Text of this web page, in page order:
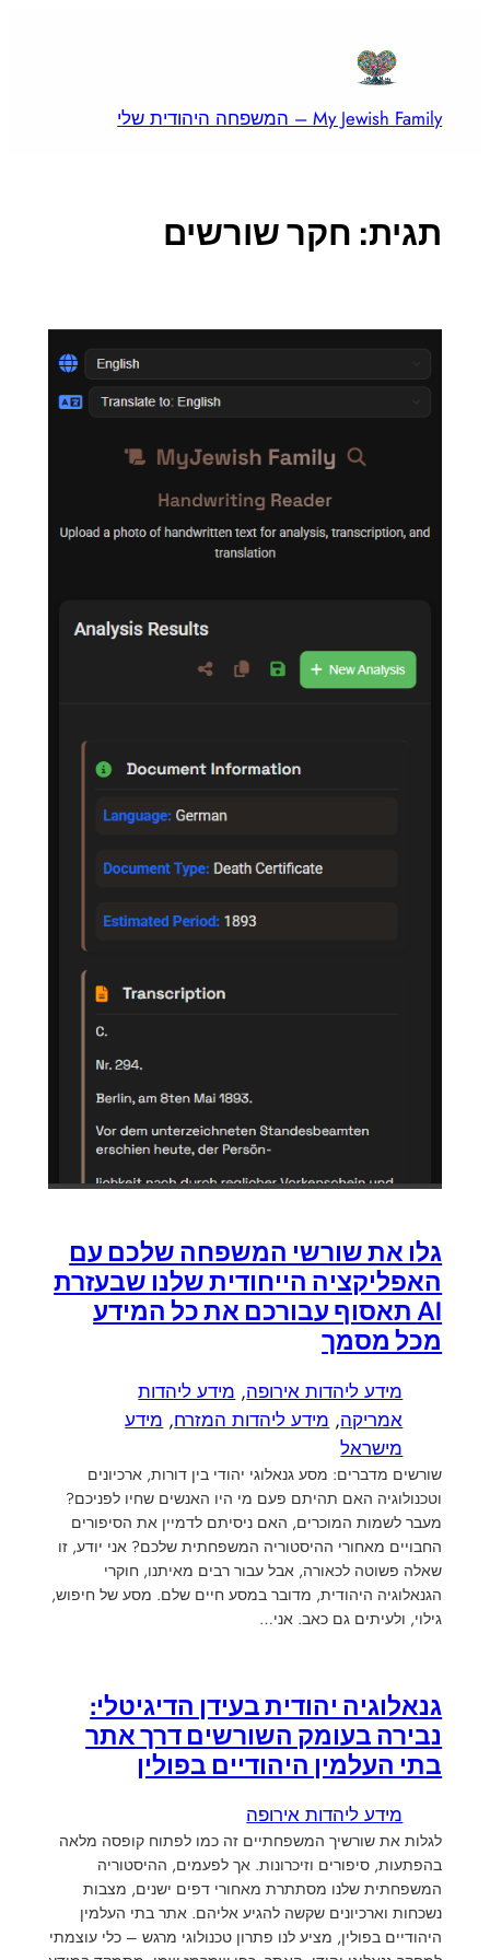
My Jewish Family – המשפחה היהודית שלי
תגית: חקר שורשים
גלו את שורשי המשפחה שלכם עם
האפליקציה הייחודית שלנו שבעזרת
AI תאסוף עבורכם את כל המידע
מכל מסמך
מידע ליהדות אירופה, מידע ליהדות
אמריקה, מידע ליהדות המזרח, מידע
מישראל
שורשים מדברים: מסע גנאלוגי יהודי בין דורות, ארכיונים
וטכנולוגיה האם תהיתם פעם מי היו האנשים שחיו לפניכם?
מעבר לשמות המוכרים, האם ניסיתם לדמיין את הסיפורים
החבויים מאחורי ההיסטוריה המשפחתית שלכם? אני יודע, זו
שאלה פשוטה לכאורה, אבל עבור רבים מאיתנו, חוקרי
הגנאלוגיה היהודית, מדובר במסע חיים שלם. מסע של חיפוש,
גילוי, ולעיתים גם כאב. אני…
גנאלוגיה יהודית בעידן הדיגיטלי:
נבירה בעומק השורשים דרך אתר
בתי העלמין היהודיים בפולין
מידע ליהדות אירופה
לגלות את שורשיך המשפחתיים זה כמו לפתוח קופסה מלאה
בהפתעות, סיפורים וזיכרונות. אך לפעמים, ההיסטוריה
המשפחתית שלנו מסתתרת מאחורי דפים ישנים, מצבות
נשכחות וארכיונים שקשה להגיע אליהם. אתר בתי העלמין
היהודיים בפולין, מציע לנו פתרון טכנולוגי מרגש – כלי עוצמתי